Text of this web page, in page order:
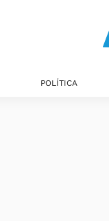
POLÍTICA